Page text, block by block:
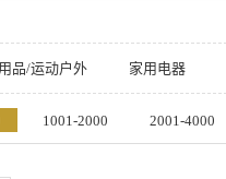
品/运动户外 家用电器
品/工具
1001-2000 2001-4000